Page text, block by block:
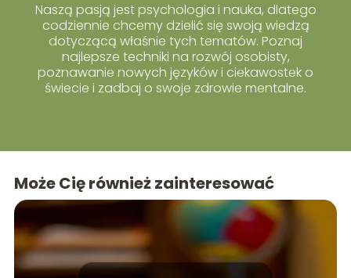
Naszą pasją jest psychologia i nauka, dlatego
codziennie chcemy dzielić się swoją wiedzą
dotyczącą właśnie tych tematów. Poznaj
najlepsze techniki na rozwój osobisty,
poznawanie nowych języków i ciekawostek o
świecie i zadbaj o swoje zdrowie mentalne.
Może Cię również zainteresować